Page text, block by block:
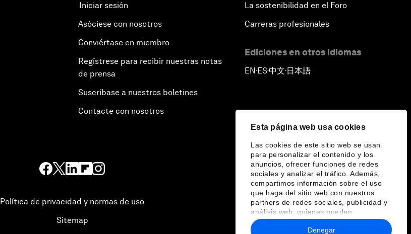
Esta página web usa cookies
Las cookies de este sitio web se usan
para personalizar el contenido y los
anuncios, ofrecer funciones de redes
sociales y analizar el tráfico. Además,
compartimos información sobre el uso
que haga del sitio web con nuestros
partners de redes sociales, publicidad y
análisis web, quienes pueden
combinarla con otra información que les
haya proporcionado o que hayan
Denegar
Iniciar sesión
Asóciese con nosotros
Conviértase en miembro
Regístrese para recibir nuestras notas
de prensa
Suscríbase a nuestros boletines
Contacte con nosotros
La sostenibilidad en el Foro
Carreras profesionales
Ediciones en otros idiomas
EN▪ES▪中文▪ 日本語
Política de privacidad y normas de uso
Sitemap